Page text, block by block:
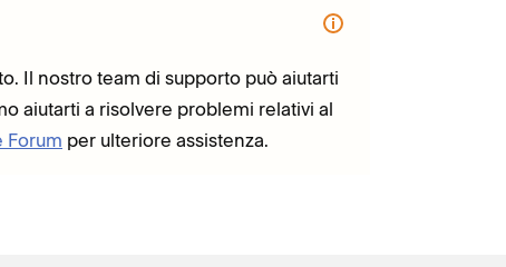
Il nostro team di supporto può aiutarti
aiutarti a risolvere problemi relativi al
Forum per ulteriore assistenza.